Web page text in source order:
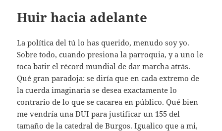
Huir hacia adelante
La política del tú lo has querido, menudo soy yo.
Sobre todo, cuando presiona la parroquia, y a uno le
toca batir el récord mundial de dar marcha atrás.
Qué gran paradoja: se diría que en cada extremo de
la cuerda imaginaria se desea exactamente lo
contrario de lo que se cacarea en público. Qué bien
me vendría una DUI para justificar un 155 del
tamaño de la catedral de Burgos. Igualico que a mi,